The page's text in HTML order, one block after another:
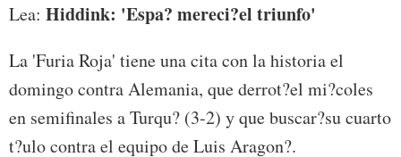
Lea: Hiddink: 'Espa? mereci?el triunfo'
La 'Furia Roja' tiene una cita con la historia el
domingo contra Alemania, que derrot?el mi?coles
en semifinales a Turqu? (3-2) y que buscar?su cuarto
t?ulo contra el equipo de Luis Aragon?.